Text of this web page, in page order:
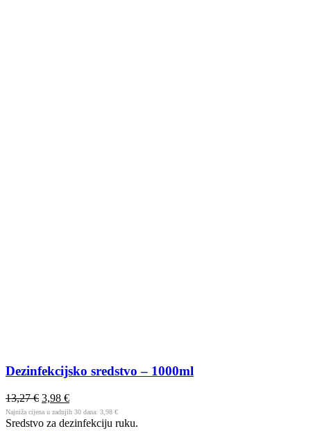
Dezinfekcijsko sredstvo – 1000ml
13,27€ 3,98 €
Najniža cijena u zadnjih 30 dana: 3,98 €
Sredstvo za dezinfekciju ruku.